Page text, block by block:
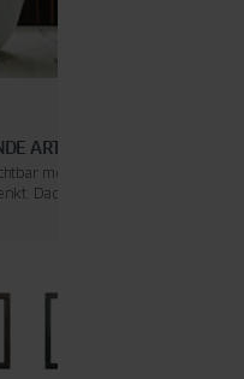
ART
mehr Tageslichteinfall. Die
Dadurch ist bei gleicher